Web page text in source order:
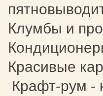
Клумбы и
Красивые
Крафт-рум -